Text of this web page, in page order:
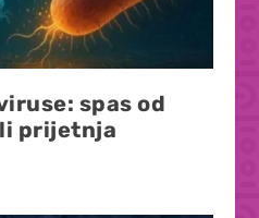
spas od
prijetnja